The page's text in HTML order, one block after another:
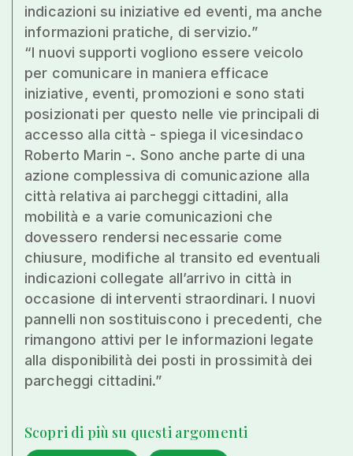
indicazioni su iniziative ed eventi, ma anche
informazioni pratiche, di servizio.”
“I nuovi supporti vogliono essere veicolo
per comunicare in maniera efficace
iniziative, eventi, promozioni e sono stati
posizionati per questo nelle vie principali di
accesso alla città - spiega il vicesindaco
Roberto Marin -. Sono anche parte di una
azione complessiva di comunicazione alla
città relativa ai parcheggi cittadini, alla
mobilità e a varie comunicazioni che
dovessero rendersi necessarie come
chiusure, modifiche al transito ed eventuali
indicazioni collegate all’arrivo in città in
occasione di interventi straordinari. I nuovi
pannelli non sostituiscono i precedenti, che
rimangono attivi per le informazioni legate
alla disponibilità dei posti in prossimità dei
parcheggi cittadini.”
Scopri di più su questi argomenti